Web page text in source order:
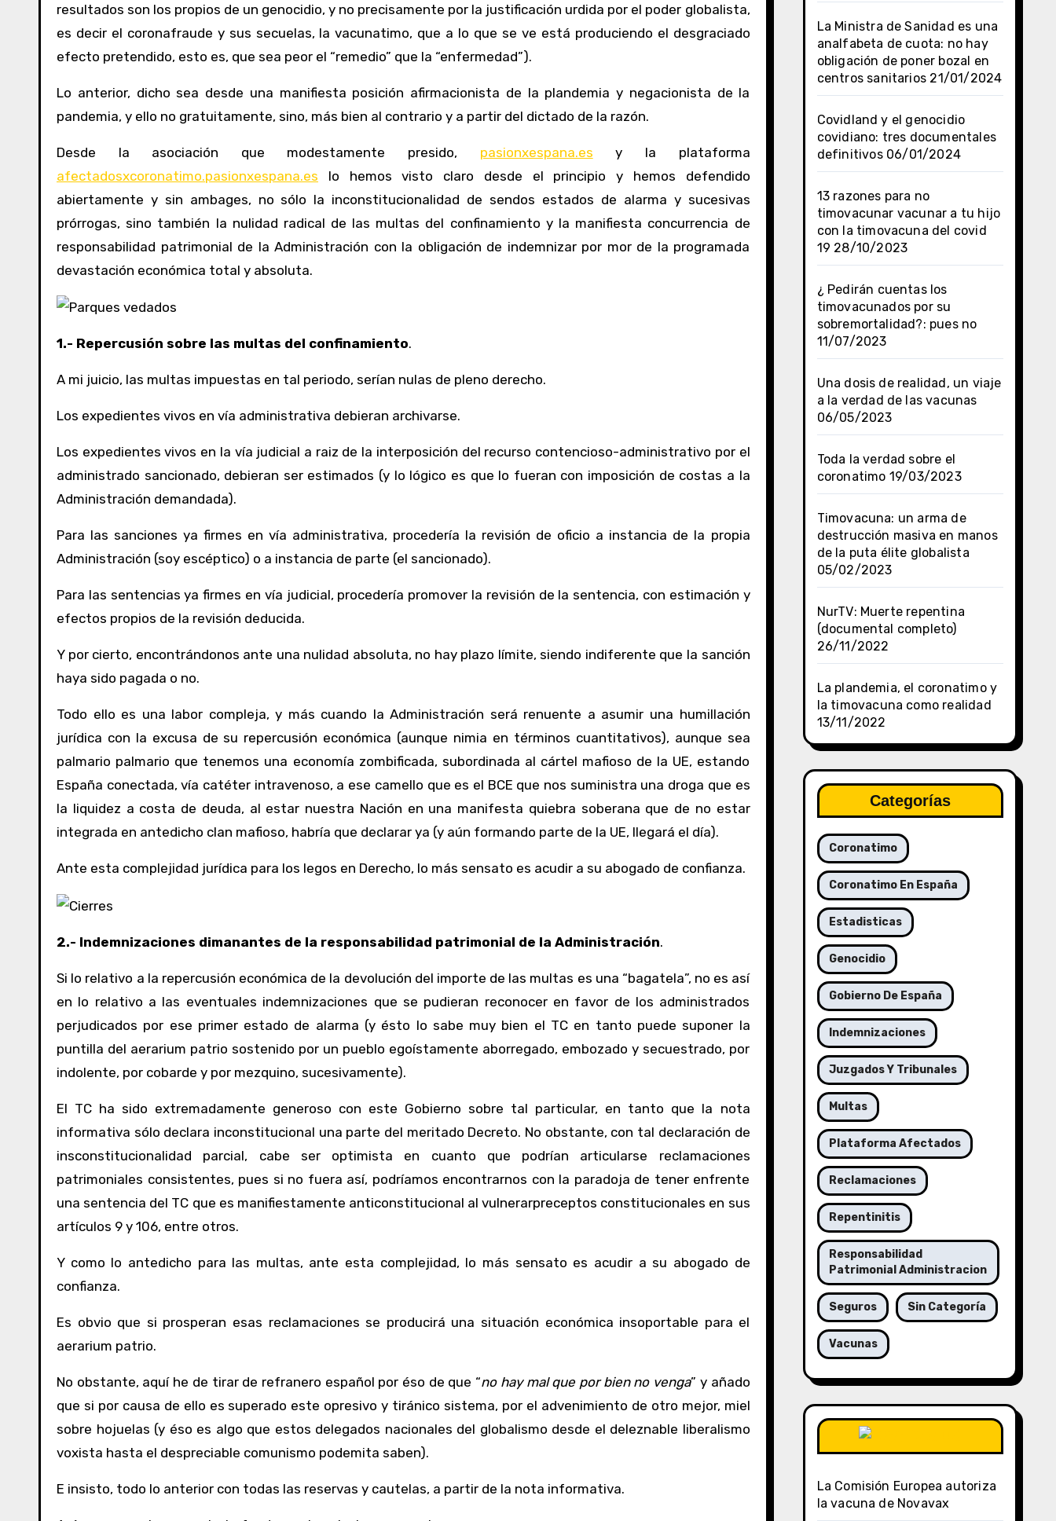
resultados son los propios de un genocidio, y no precisamente por la justificación urdida por el poder globalista,
es decir el coronafraude y sus secuelas, la vacunatimo, que a lo que se ve está produciendo el desgraciado
efecto pretendido, esto es, que sea peor el “remedio” que la “enfermedad”).
Lo anterior, dicho sea desde una manifiesta posición afirmacionista de la plandemia y negacionista de la
pandemia, y ello no gratuitamente, sino, más bien al contrario y a partir del dictado de la razón.
Desde la asociación que modestamente presido, pasionxespana.es y la plataforma
afectadosxcoronatimo.pasionxespana.es lo hemos visto claro desde el principio y hemos defendido
abiertamente y sin ambages, no sólo la inconstitucionalidad de sendos estados de alarma y sucesivas
prórrogas, sino también la nulidad radical de las multas del confinamiento y la manifiesta concurrencia de
responsabilidad patrimonial de la Administración con la obligación de indemnizar por mor de la programada
devastación económica total y absoluta.
1.- Repercusión sobre las multas del confinamiento.
A mi juicio, las multas impuestas en tal periodo, serían nulas de pleno derecho.
Los expedientes vivos en vía administrativa debieran archivarse.
Los expedientes vivos en la vía judicial a raiz de la interposición del recurso contencioso-administrativo por el
administrado sancionado, debieran ser estimados (y lo lógico es que lo fueran con imposición de costas a la
Administración demandada).
Para las sanciones ya firmes en vía administrativa, procedería la revisión de oficio a instancia de la propia
Administración (soy escéptico) o a instancia de parte (el sancionado).
Para las sentencias ya firmes en vía judicial, procedería promover la revisión de la sentencia, con estimación y
efectos propios de la revisión deducida.
Y por cierto, encontrándonos ante una nulidad absoluta, no hay plazo límite, siendo indiferente que la sanción
haya sido pagada o no.
Todo ello es una labor compleja, y más cuando la Administración será renuente a asumir una humillación
jurídica con la excusa de su repercusión económica (aunque nimia en términos cuantitativos), aunque sea
palmario palmario que tenemos una economía zombificada, subordinada al cártel mafioso de la UE, estando
España conectada, vía catéter intravenoso, a ese camello que es el BCE que nos suministra una droga que es
la liquidez a costa de deuda, al estar nuestra Nación en una manifesta quiebra soberana que de no estar
integrada en antedicho clan mafioso, habría que declarar ya (y aún formando parte de la UE, llegará el día).
Ante esta complejidad jurídica para los legos en Derecho, lo más sensato es acudir a su abogado de confianza.
2.- Indemnizaciones dimanantes de la responsabilidad patrimonial de la Administración.
Si lo relativo a la repercusión económica de la devolución del importe de las multas es una “bagatela”, no es así
en lo relativo a las eventuales indemnizaciones que se pudieran reconocer en favor de los administrados
perjudicados por ese primer estado de alarma (y ésto lo sabe muy bien el TC en tanto puede suponer la
puntilla del aerarium patrio sostenido por un pueblo egoístamente aborregado, embozado y secuestrado, por
indolente, por cobarde y por mezquino, sucesivamente).
El TC ha sido extremadamente generoso con este Gobierno sobre tal particular, en tanto que la nota
informativa sólo declara inconstitucional una parte del meritado Decreto. No obstante, con tal declaración de
insconstitucionalidad parcial, cabe ser optimista en cuanto que podrían articularse reclamaciones
patrimoniales consistentes, pues si no fuera así, podríamos encontrarnos con la paradoja de tener enfrente
una sentencia del TC que es manifiestamente anticonstitucional al vulnerarpreceptos constitucionales en sus
artículos 9 y 106, entre otros.
Y como lo antedicho para las multas, ante esta complejidad, lo más sensato es acudir a su abogado de
confianza.
Es obvio que si prosperan esas reclamaciones se producirá una situación económica insoportable para el
aerarium patrio.
No obstante, aquí he de tirar de refranero español por éso de que “no hay mal que por bien no venga” y añado
que si por causa de ello es superado este opresivo y tiránico sistema, por el advenimiento de otro mejor, miel
sobre hojuelas (y éso es algo que estos delegados nacionales del globalismo desde el deleznable liberalismo
voxista hasta el despreciable comunismo podemita saben).
E insisto, todo lo anterior con todas las reservas y cautelas, a partir de la nota informativa.
La Ministra de Sanidad es una
analfabeta de cuota: no hay
obligación de poner bozal en
centros sanitarios 21/01/2024
Covidland y el genocidio
covidiano: tres documentales
definitivos 06/01/2024
13 razones para no
timovacunar vacunar a tu hijo
con la timovacuna del covid
19 28/10/2023
¿ Pedirán cuentas los
timovacunados por su
sobremortalidad?: pues no
11/07/2023
Una dosis de realidad, un viaje
a la verdad de las vacunas
06/05/2023
Toda la verdad sobre el
coronatimo 19/03/2023
Timovacuna: un arma de
destrucción masiva en manos
de la puta élite globalista
05/02/2023
NurTV: Muerte repentina
(documental completo)
26/11/2022
La plandemia, el coronatimo y
la timovacuna como realidad
13/11/2022
Categorías
Coronatimo
Coronatimo En España
Estadisticas
Genocidio
Gobierno De España
Indemnizaciones
Juzgados Y Tribunales
Multas
Plataforma Afectados
Reclamaciones
Repentinitis
Responsabilidad
Patrimonial Administracion
Seguros Sin Categoría
Vacunas
La Comisión Europea autoriza
la vacuna de Novavax